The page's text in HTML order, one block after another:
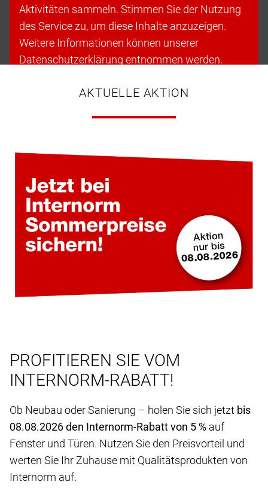
Aktivitäten sammeln. Stimmen Sie der Nutzung
des Service zu, um diese Inhalte anzuzeigen.
Weitere Informationen können unserer
Datenschutzerklärung entnommen werden.
Cookies akzeptieren & fortfahren
AKTUELLE AKTION
PROFITIEREN SIE VOM
INTERNORM-RABATT!
Ob Neubau oder Sanierung – holen Sie sich jetzt bis
08.08.2026 den Internorm-Rabatt von 5 % auf
Fenster und Türen. Nutzen Sie den Preisvorteil und
werten Sie Ihr Zuhause mit Qualitätsprodukten von
Internorm auf.